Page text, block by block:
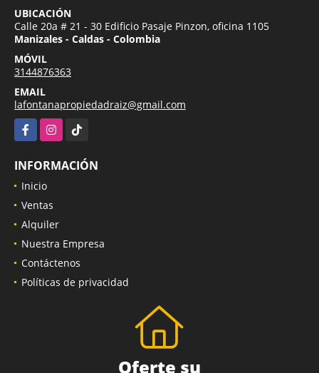
UBICACIÓN
Calle 20a # 21 - 30 Edificio Pasaje Pinzon, oficina 1105
Manizales - Caldas - Colombia
MÓVIL
3144876363
EMAIL
lafontanapropiedadraiz@gmail.com
FacebookInstagramTikTok
INFORMACIÓN
Inicio
Ventas
Alquiler
Nuestra Empresa
Contáctenos
Políticas de privacidad
Oferte su